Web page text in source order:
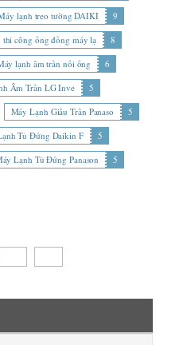
lạnh treo tường DAIKI
9
thi công ống đồng máy lạ
8
lạnh âm trần nối ống
6
Âm Trần LG Inve
5
Máy Lạnh Giấu Trần Panaso
5
Tủ Đứng Daikin F
5
Lạnh Tủ Đứng Panason 5